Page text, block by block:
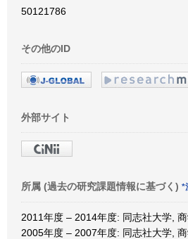
50121786
その他のID
外部サイト
所属 (過去の研究課題情報に基づく) *
2011年度 – 2014年度: 同志社大学,
2005年度 – 2007年度: 同志社大学,